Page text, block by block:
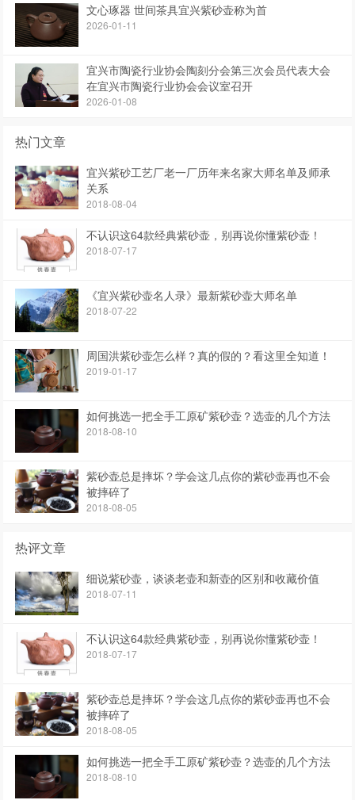
文心琢器 世间茶具宜兴紫砂壶称为首
2026-01-11
宜兴市陶瓷行业协会陶刻分会第三次会员代表大会
在宜兴市陶瓷行业协会会议室召开
2026-01-08
热门文章
宜兴紫砂工艺厂老一厂历年来名家大师名单及师承
关系
2018-08-04
不认识这64款经典紫砂壶，别再说你懂紫砂壶！
2018-07-17
《宜兴紫砂壶名人录》最新紫砂壶大师名单
2018-07-22
周国洪紫砂壶怎么样？真的假的？看这里全知道！
2019-01-17
如何挑选一把全手工原矿紫砂壶？选壶的几个方法
2018-08-10
紫砂壶总是摔坏？学会这几点你的紫砂壶再也不会
被摔碎了
2018-08-05
热评文章
细说紫砂壶，谈谈老壶和新壶的区别和收藏价值
2018-07-11
不认识这64款经典紫砂壶，别再说你懂紫砂壶！
2018-07-17
紫砂壶总是摔坏？学会这几点你的紫砂壶再也不会
被摔碎了
2018-08-05
如何挑选一把全手工原矿紫砂壶？选壶的几个方法
2018-08-10